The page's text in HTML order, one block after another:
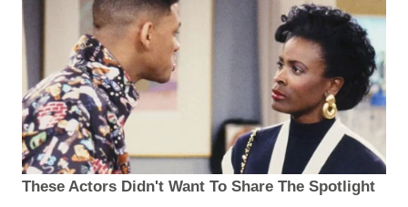
These Actors Didn't Want To Share The Spotlight